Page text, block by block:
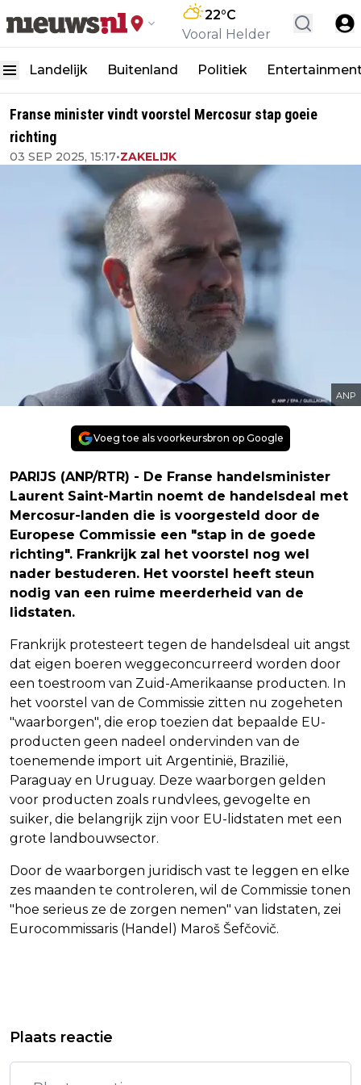
22°C
Vooral Helder
Landelijk Buitenland Politiek
Franse minister vindt voorstel Mercosur stap goeie
richting
03 SEP 2025, 15:17•ZAKELIJK
ANP
Voeg toe als voorkeursbron op Google
PARIJS (ANP/RTR) - De Franse handelsminister
Laurent Saint-Martin noemt de handelsdeal met
Mercosur-landen die is voorgesteld door de
Europese Commissie een "stap in de goede
richting". Frankrijk zal het voorstel nog wel
nader bestuderen. Het voorstel heeft steun
nodig van een ruime meerderheid van de
lidstaten.
Frankrijk protesteert tegen de handelsdeal uit angst
dat eigen boeren weggeconcurreerd worden door
een toestroom van Zuid-Amerikaanse producten. In
het voorstel van de Commissie zitten nu zogeheten
"waarborgen", die erop toezien dat bepaalde EU-
producten geen nadeel ondervinden van de
toenemende import uit Argentinië, Brazilië,
Paraguay en Uruguay. Deze waarborgen gelden
voor producten zoals rundvlees, gevogelte en
suiker, die belangrijk zijn voor EU-lidstaten met een
grote landbouwsector.
Door de waarborgen juridisch vast te leggen en elke
zes maanden te controleren, wil de Commissie tonen
"hoe serieus ze de zorgen nemen" van lidstaten, zei
Eurocommissaris (Handel) Maroš Šefčovič.
LEAGUE ANDER NIVEAU IS DAN SERIE
SCHRIJVER EN ILLUSTRATOR HARRIE
GEELEN (86) OVERLEDEN
Plaats reactie